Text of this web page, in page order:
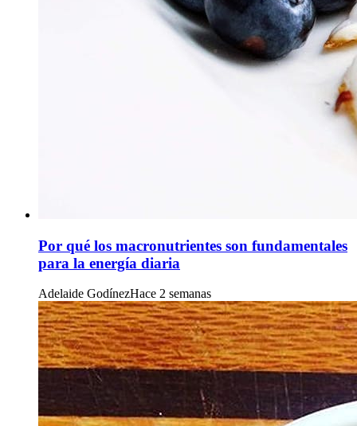
Por qué los macronutrientes son fundamentales
para la energía diaria
Adelaide GodínezHace 2 semanas